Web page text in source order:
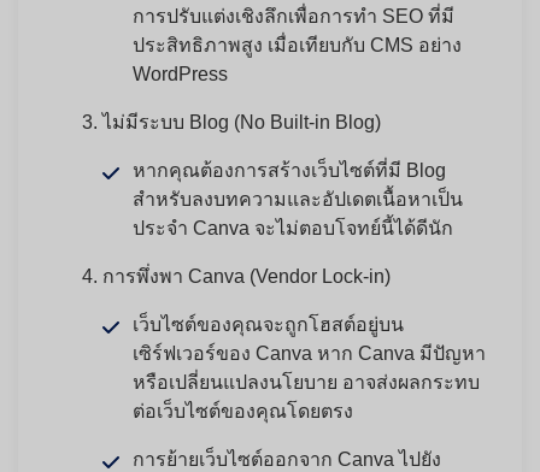
การปรับแต่งเชิงลึกเพื่อการทำ SEO ที่มี
ประสิทธิภาพสูง เมื่อเทียบกับ CMS อย่าง
WordPress
ไม่มีระบบ Blog (No Built-in Blog)
หากคุณต้องการสร้างเว็บไซต์ที่มี Blog
สำหรับลงบทความและอัปเดตเนื้อหาเป็น
ประจำ Canva จะไม่ตอบโจทย์นี้ได้ดีนัก
การพึ่งพา Canva (Vendor Lock-in)
เว็บไซต์ของคุณจะถูกโฮสต์อยู่บน
เซิร์ฟเวอร์ของ Canva หาก Canva มีปัญหา
หรือเปลี่ยนแปลงนโยบาย อาจส่งผลกระทบ
ต่อเว็บไซต์ของคุณโดยตรง
การย้ายเว็บไซต์ออกจาก Canva ไปยัง